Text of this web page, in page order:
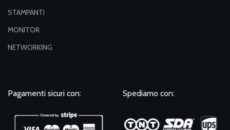
STAMPANTI
MONITOR
NETWORKING
Pagamenti sicuri con: Spediamo con: